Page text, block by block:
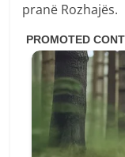
pranë Rozhajës.